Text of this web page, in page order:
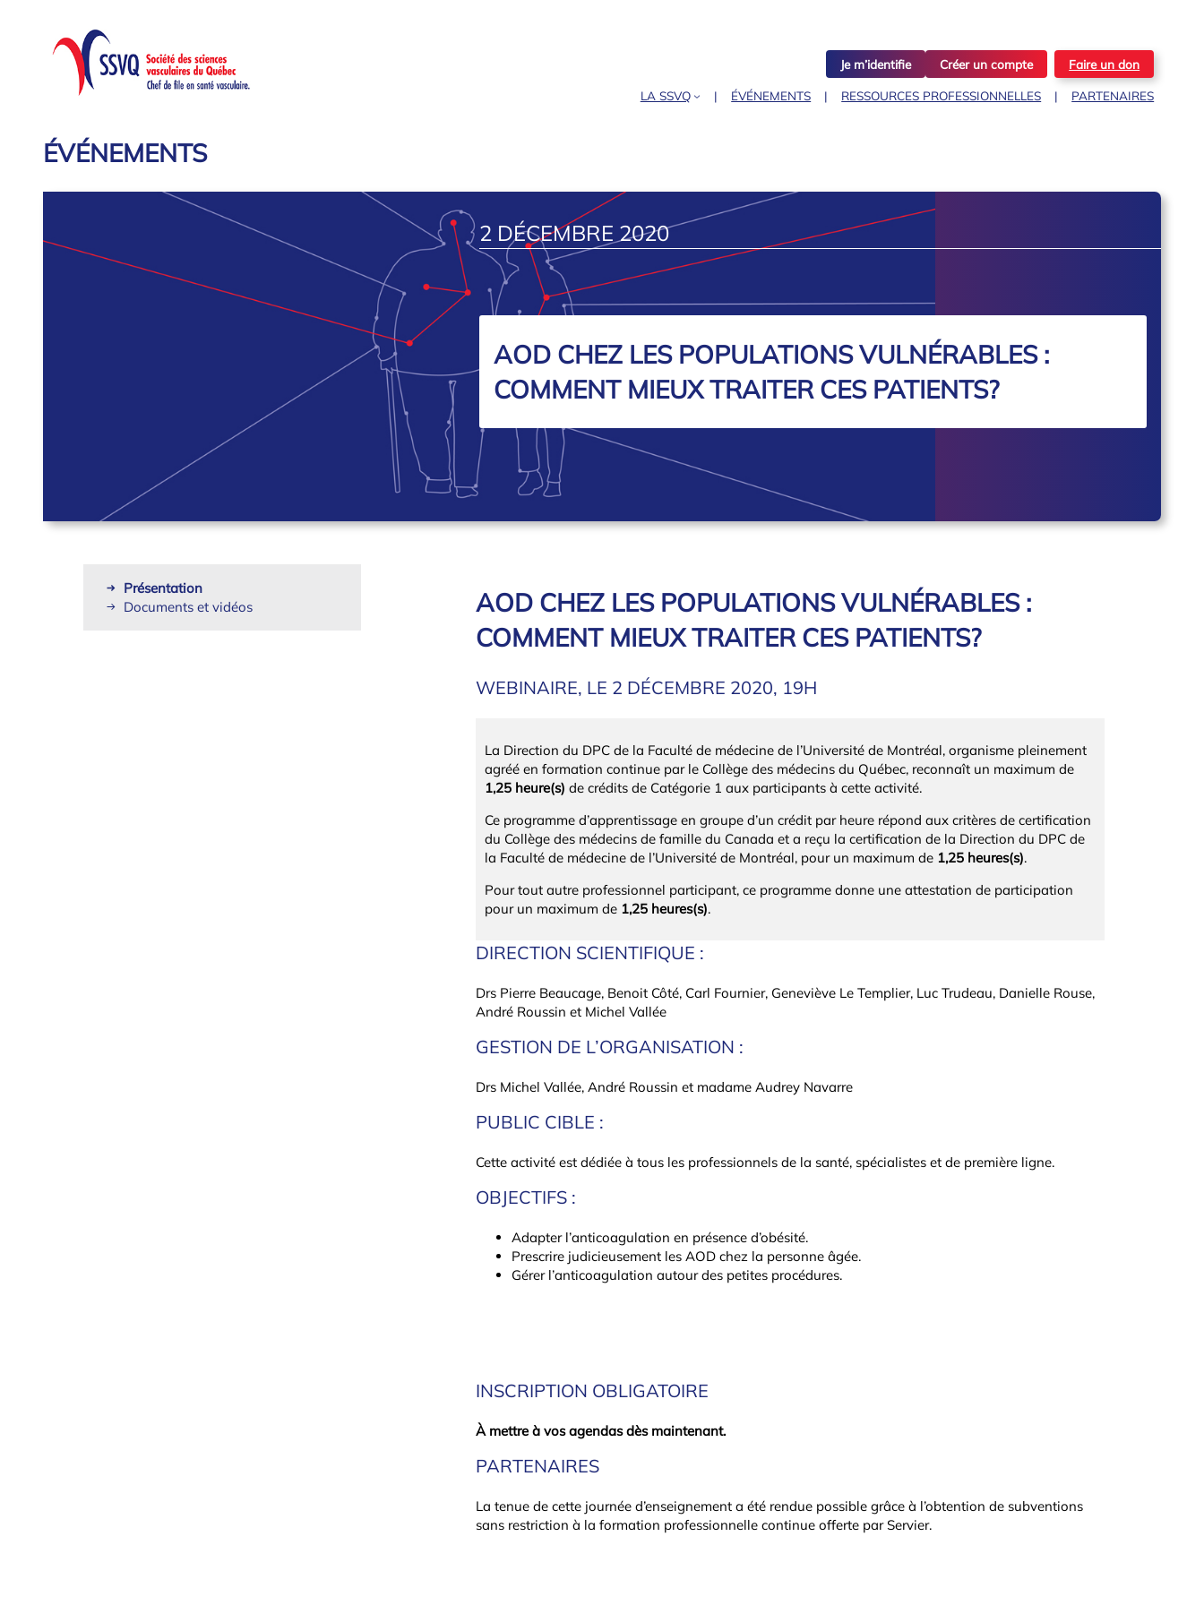
Je m’identifie Créer un compte Faire un don
LA SSVQ ÉVÉNEMENTS RESSOURCES PROFESSIONNELLES PARTENAIRES
ÉVÉNEMENTS
2 DÉCEMBRE 2020
AOD CHEZ LES POPULATIONS VULNÉRABLES :
COMMENT MIEUX TRAITER CES PATIENTS?
Présentation
Documents et vidéos
AOD CHEZ LES POPULATIONS VULNÉRABLES :
COMMENT MIEUX TRAITER CES PATIENTS?
WEBINAIRE, LE 2 DÉCEMBRE 2020, 19H
La Direction du DPC de la Faculté de médecine de l’Université de Montréal, organisme pleinement
agréé en formation continue par le Collège des médecins du Québec, reconnaît un maximum de
1,25 heure(s) de crédits de Catégorie 1 aux participants à cette activité.
Ce programme d’apprentissage en groupe d’un crédit par heure répond aux critères de certification
du Collège des médecins de famille du Canada et a reçu la certification de la Direction du DPC de
la Faculté de médecine de l’Université de Montréal, pour un maximum de 1,25 heures(s).
Pour tout autre professionnel participant, ce programme donne une attestation de participation
pour un maximum de 1,25 heures(s).
DIRECTION SCIENTIFIQUE :
Drs Pierre Beaucage, Benoit Côté, Carl Fournier, Geneviève Le Templier, Luc Trudeau, Danielle Rouse,
André Roussin et Michel Vallée
GESTION DE L’ORGANISATION :
Drs Michel Vallée, André Roussin et madame Audrey Navarre
PUBLIC CIBLE :
Cette activité est dédiée à tous les professionnels de la santé, spécialistes et de première ligne.
OBJECTIFS :
Adapter l’anticoagulation en présence d’obésité.
Prescrire judicieusement les AOD chez la personne âgée.
Gérer l’anticoagulation autour des petites procédures.
INSCRIPTION OBLIGATOIRE
À mettre à vos agendas dès maintenant.
PARTENAIRES
La tenue de cette journée d’enseignement a été rendue possible grâce à l’obtention de subventions
sans restriction à la formation professionnelle continue offerte par Servier.